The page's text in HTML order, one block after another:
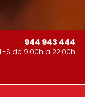
944 943 444
L-S de 9:00h a 22:00h